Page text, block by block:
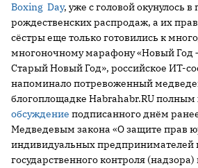
Boxing Day, уже с головой окунулось в
рождественских распродаж, а их
сёстры еще только готовились к
многоночному марафону «Новый Год
Старый Новый Год», российское ИТ-
напоминало потревоженный
блогоплощадке Habrahabr.RU
обсуждение подписанного днём
Медведевым закона «О защите прав
индивидуальных предпринимателей
государственного контроля